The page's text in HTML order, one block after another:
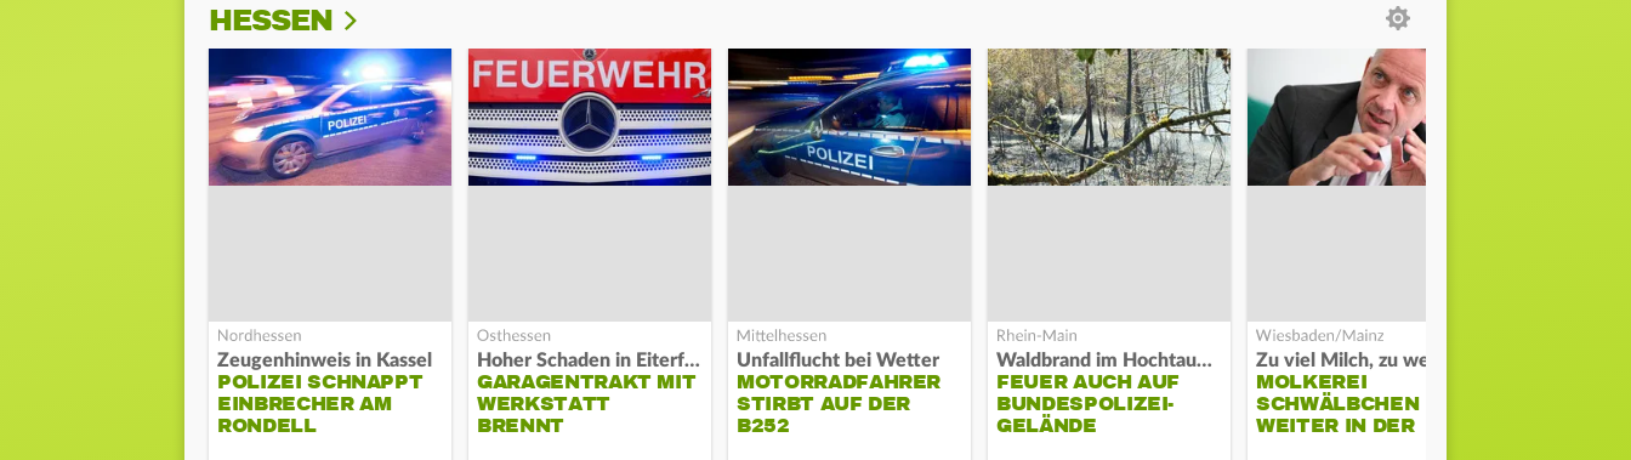
HESSEN
Zeugenhinweis in Kassel
POLIZEI SCHNAPPT
EINBRECHER AM
RONDELL
Hoher Schaden in Eiterfeld
GARAGENTRAKT MIT
WERKSTATT
BRENNT
Unfallflucht bei Wetter
MOTORRADFAHRER
STIRBT AUF DER
B252
Waldbrand im Hochtaunuskreis
FEUER AUCH AUF
BUNDESPOLIZEI-
GELÄNDE
MOLKEREI
SCHWÄLBCHEN
WEITER IN DER